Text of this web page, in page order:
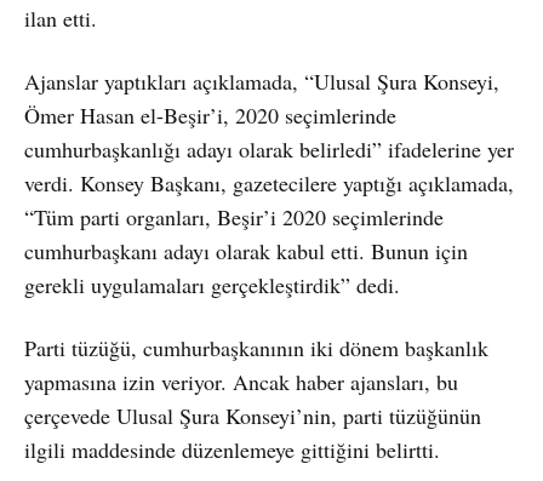
ilan etti.
Ajanslar yaptıkları açıklamada, “Ulusal Şura Konseyi,
Ömer Hasan el-Beşir’i, 2020 seçimlerinde
cumhurbaşkanlığı adayı olarak belirledi” ifadelerine yer
verdi. Konsey Başkanı, gazetecilere yaptığı açıklamada,
“Tüm parti organları, Beşir’i 2020 seçimlerinde
cumhurbaşkanı adayı olarak kabul etti. Bunun için
gerekli uygulamaları gerçekleştirdik” dedi.
Parti tüzüğü, cumhurbaşkanının iki dönem başkanlık
yapmasına izin veriyor. Ancak haber ajansları, bu
çerçevede Ulusal Şura Konseyi’nin, parti tüzüğünün
ilgili maddesinde düzenlemeye gittiğini belirtti.